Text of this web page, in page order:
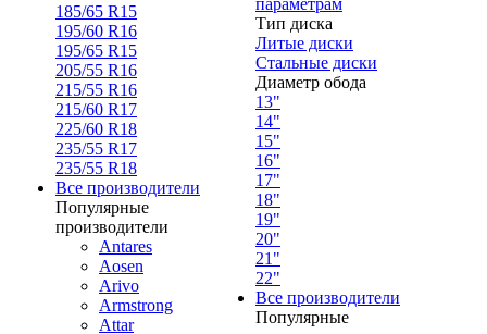
185/65 R15
195/60 R16
195/65 R15
205/55 R16
215/55 R16
215/60 R17
225/60 R18
235/55 R17
235/55 R18
Все производители
Популярные
производители
Antares
Aosen
Arivo
Armstrong
Attar
параметрам
Тип диска
Литые диски
Стальные диски
Диаметр обода
13"
14"
15"
16"
17"
18"
19"
20"
21"
22"
Все производители
Популярные